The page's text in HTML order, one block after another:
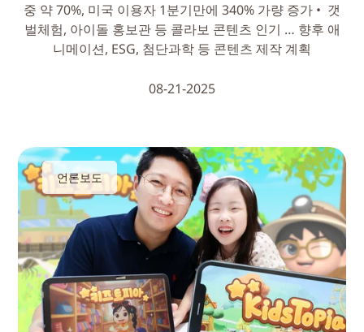
중 약 70%, 미국 이용자 1분기만에 340% 가량 증가 • 갯
벌체험, 아이돌 홍보관 등 콜라보 콘텐츠 인기 … 향후 애
니메이션, ESG, 첨단과학 등 콘텐츠 제작 계획
08-21-2025
언론보도